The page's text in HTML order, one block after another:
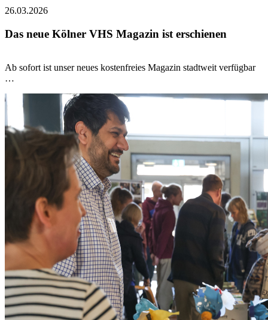
26.03.2026
Das neue Kölner VHS Magazin ist erschienen
Ab sofort ist unser neues kostenfreies Magazin stadtweit verfügbar
…